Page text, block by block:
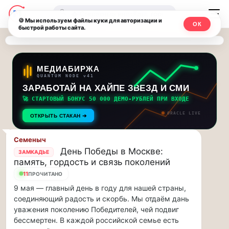
Последние
новости
и
обновления
потока:
Друзья,
приглашаем
на
музыкальную
прогулку
по
Москве
Чайковского!…
Друзья,
приглашаем
на
музыкальную
Москвичи.net
—
Главный
столичный
чат-
мессенджер,
новости
и
инсайды
Москвы
🔍
МЕДИАБИРЖА
QUANTUM NODE v41
ЗАРАБОТАЙ НА ХАЙПЕ ЗВЕЗД И СМИ
🚀 СТАРТОВЫЙ БОНУС 50 000 ДЕМО-РУБЛЕЙ ПРИ ВХОДЕ
ОТКРЫТЬ СТАКАН ➔ ORACLE LIVE
Семеныч
ЗАМКАДЬЕ
День Победы в Москве:
память, гордость и связь поколений
11ПРОЧИТАНО
9 мая — главный день в году для нашей страны,
соединяющий радость и скорбь. Мы отдаём дань
уважения поколению Победителей, чей подвиг
бессмертен. В каждой российской семье есть
🍪 Мы используем файлы куки для авторизации и
быстрой работы сайта.
ОК